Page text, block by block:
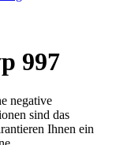
997
negative
sind das
Ihnen ein